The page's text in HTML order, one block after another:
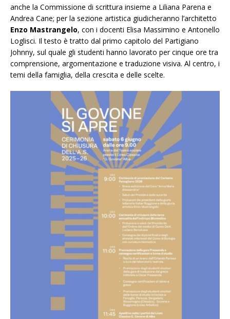
anche la Commissione di scrittura insieme a Liliana Parena e
Andrea Cane; per la sezione artistica giudicheranno l’architetto
Enzo Mastrangelo, con i docenti Elisa Massimino e Antonello
Loglisci. Il testo è tratto dal primo capitolo del Partigiano
Johnny, sul quale gli studenti hanno lavorato per cinque ore tra
comprensione, argomentazione e traduzione visiva. Al centro, i
temi della famiglia, della crescita e delle scelte.